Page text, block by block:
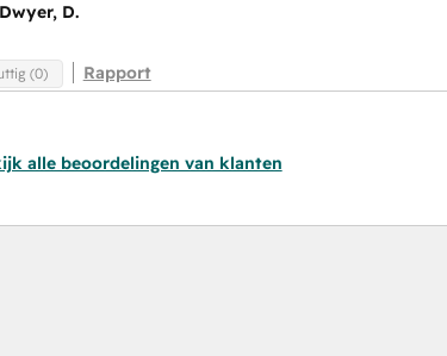
Dwyer, D.
(0) Rapport
alle beoordelingen van klanten